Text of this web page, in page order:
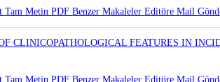
PNÖMONİSİ VE TÜBERKÜLOZ
Tam MetinPDFBenzer MakalelerEditöre Mail
CLINICOPATHOLOGICAL FEATURES IN